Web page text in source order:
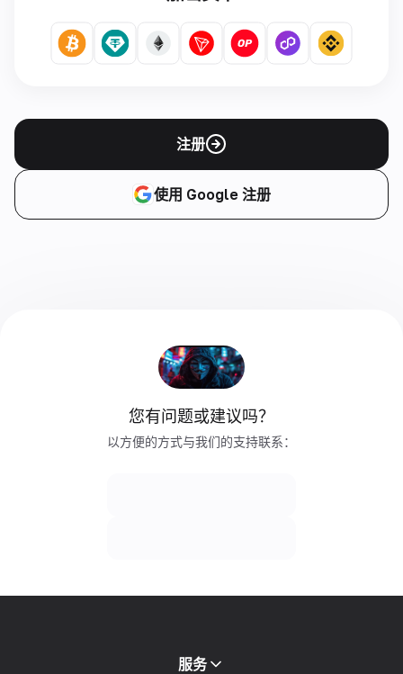
注册
使用 Google 注册
您有问题或建议吗？
以方便的方式与我们的支持联系：
服务